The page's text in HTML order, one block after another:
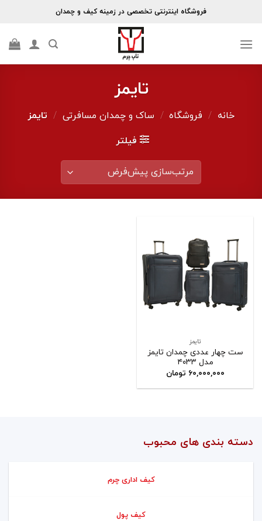
فروشگاه اینترنتی تخصصی در زمینه کیف و چمدان
تایمز
خانه / فروشگاه / ساک و چمدان مسافرتی / تایمز
فیلتر
تایمز
ست چهار عددی چمدان تایمز
مدل ۴۰۳۳
۶۰,۰۰۰,۰۰۰ تومان
دسته بندی های محبوب
کیف اداری چرم
کیف پول